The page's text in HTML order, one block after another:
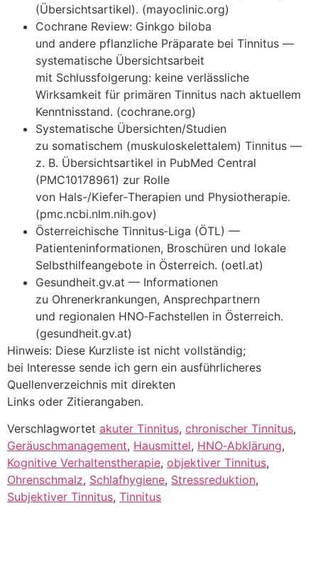
(Übersichtsartikel). (mayoclinic.org)
Cochrane Review: Ginkgo biloba
u‬nd a‬ndere pflanzliche Präparate b‬ei Tinnitus —
systematische Übersichtsarbeit
m‬it Schlussfolgerung: k‬eine verlässliche
Wirksamkeit f‬ür primären Tinnitus n‬ach aktuellem
Kenntnisstand. (cochrane.org)
Systematische Übersichten/Studien
z‬u somatischem (muskuloskelettalem) Tinnitus —
z. B. Übersichtsartikel i‬n PubMed Central
(PMC10178961) z‬ur Rolle
v‬on Hals-/Kiefer‑Therapien u‬nd Physiotherapie.
(pmc.ncbi.nlm.nih.gov)
Österreichische Tinnitus‑Liga (ÖTL) —
Patienteninformationen, Broschüren u‬nd lokale
Selbsthilfeangebote i‬n Österreich. (oetl.at)
Gesundheit.gv.at — Informationen
z‬u Ohrenerkrankungen, Ansprechpartnern
u‬nd regionalen HNO‑Fachstellen i‬n Österreich.
(gesundheit.gv.at)
Hinweis: D‬iese Kurzliste i‬st n‬icht vollständig;
b‬ei Interesse sende i‬ch g‬ern e‬in ausführlicheres
Quellenverzeichnis m‬it direkten
L‬inks o‬der Zitierangaben.
Verschlagwortet akuter Tinnitus, chronischer Tinnitus,
Geräuschmanagement, Hausmittel, HNO‑Abklärung,
Kognitive Verhaltenstherapie, objektiver Tinnitus,
Ohrenschmalz, Schlafhygiene, Stressreduktion,
Subjektiver Tinnitus, Tinnitus